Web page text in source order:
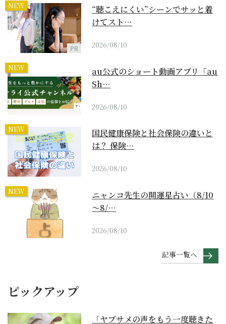
NEW
PR
“聴こえにくい”シーンでサッと着
けてスト…
2026/08/10
NEW
au公式のショート動画アプリ「au
Sh…
2026/08/10
NEW
国民健康保険と社会保険の違いと
は？ 保険…
2026/08/10
NEW
ニャンコ先生の開運星占い（8/10
～8/…
2026/08/10
記事一覧へ
ピックアップ
「ヤブサメの声をもう一度聴きた